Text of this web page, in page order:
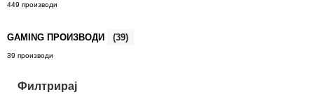
449 производи
GAMING ПРОИЗВОДИ (39)
39 производи
Филтрирај